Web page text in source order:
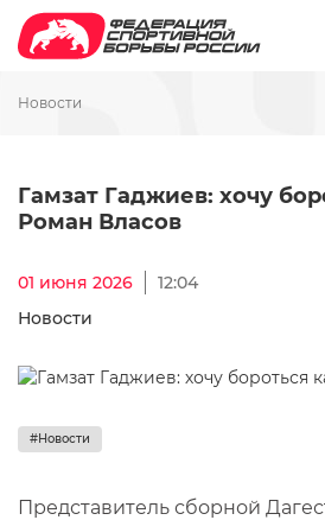
Новости
Гамзат Гаджиев: хочу
Роман Власов
01 июня 2026
12:04
Новости
#Новости
Представитель сборной